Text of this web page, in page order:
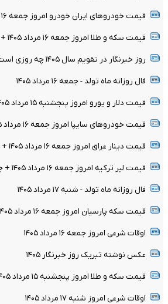
قیمت خودرو‌های ایران خودرو امروز جمعه ۱۶ مرداد ۱۴۰۵ + جدول
قیمت سکه و طلا امروز جمعه ۱۶ مرداد ۱۴۰۵ + جدول
روز خبرنگار در تقویم سال ۱۴۰۵ چه روزی است؟
فال روزانه ماه تولد - جمعه ۱۶ مرداد ۱۴۰۵
قیمت دلار و یورو امروز پنجشنبه ۱۵ مرداد ۱۴۰۵ + جدول
قیمت خودرو‌های سایپا امروز جمعه ۱۶ مرداد ۱۴۰۵ + جدول
قیمت دینار عراق امروز جمعه ۱۶ مرداد ۱۴۰۵ + جدول
قیمت لیر ترکیه امروز جمعه ۱۶ مرداد ۱۴۰۵ + جدول
فال روزانه ماه تولد - شنبه ۱۷ مرداد ۱۴۰۵
قیمت سکه پارسیان امروز جمعه ۱۶ مرداد ۱۴۰۵ + جدول
اوقات شرعی امروز جمعه ۱۶ مرداد ۱۴۰۵
عکس نوشته تبریک روز خبرنگار ۱۴۰۵
قیمت سکه و طلا امروز پنجشنبه ۱۵ مرداد ۱۴۰۵ + جدول
اوقات شرعی امروز شنبه ۱۷ مرداد ۱۴۰۵